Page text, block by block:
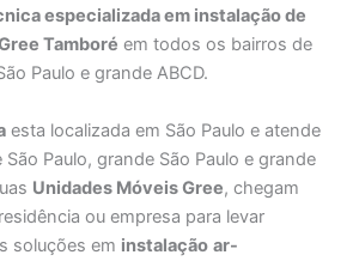
especializada em instalação de
Tamboré em todos os bairros de
Paulo e grande ABCD.
esta localizada em São Paulo e atende
Paulo, grande São Paulo e grande
Unidades Móveis Gree, chegam
ou empresa para levar
soluções em instalação ar-